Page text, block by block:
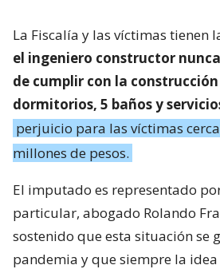
La Fiscalía y las víctimas tienen
el ingeniero constructor
de cumplir con la construcción
dormitorios, 5 baños y
perjuicio para las víctimas
millones de pesos.
El imputado es representado
particular, abogado Rolando
sostenido que esta situación se
pandemia y que siempre la